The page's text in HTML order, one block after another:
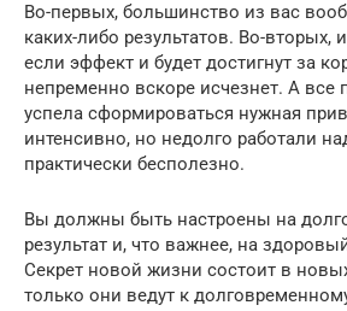
Во-первых, большинство из вас
каких-либо результатов. Во-вторых,
если эффект и будет достигнут за
непременно вскоре исчезнет. А все
успела сформироваться нужная
интенсивно, но недолго работали
практически бесполезно.
Вы должны быть настроены на
результат и, что важнее, на
Секрет новой жизни состоит в
только они ведут к